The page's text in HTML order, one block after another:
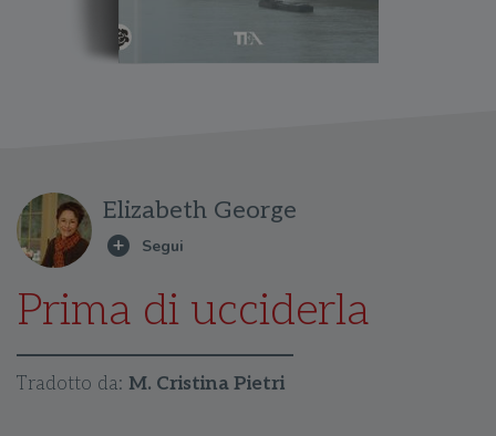
Elizabeth George
Prima di ucciderla
Tradotto da: M. Cristina Pietri